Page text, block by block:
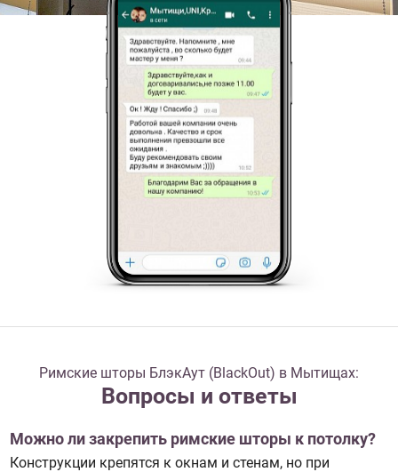
Римские шторы БлэкАут (BlackOut) в Мытищах:
Вопросы и ответы
Можно ли закрепить римские шторы к потолку?
Конструкции крепятся к окнам и стенам, но при